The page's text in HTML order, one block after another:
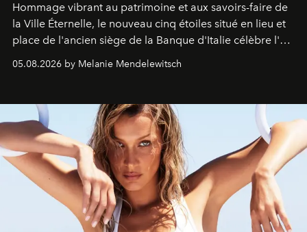
Hommage vibrant au patrimoine et aux savoirs-faire de
la Ville Éternelle, le nouveau cinq étoiles situé en lieu et
place de l'ancien siège de la Banque d'Italie célèbre l'art
de vivre Romain dans toute son élégance intemporelle.
05.08.2026 by Melanie Mendelewitsch